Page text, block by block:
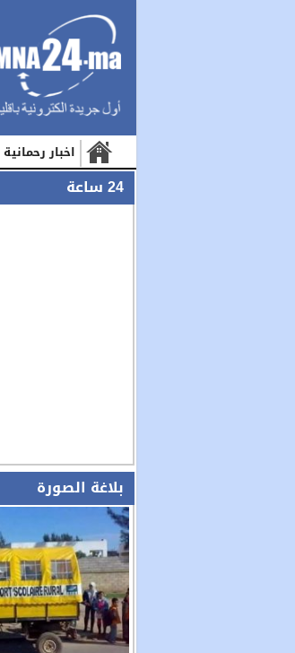
اخبار رحمانية
24 ساعة
بلاغة الصورة